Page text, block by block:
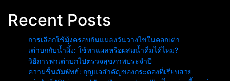
Recent Posts
การเลือกใช้มุ้งครอบกันแมลงวันวางไข่ในคอกเต่า
เต่าบกกับน้ำผึ้ง: ใช้ทาแผลหรือผสมน้ำดื่มได้ไหม?
วิธีการพาเต่าบกไปตรวจสุขภาพประจำปี
ความชื้นสัมพัทธ์: กุญแจสำคัญของกระดองที่เรียบสวย